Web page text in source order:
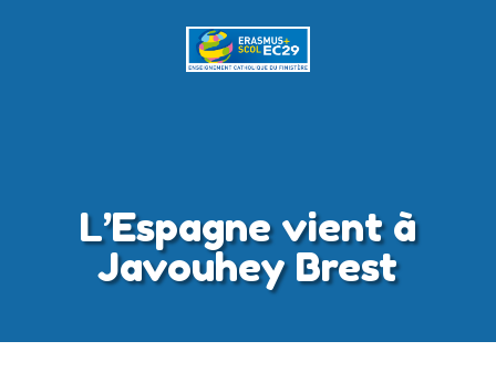
L’Espagne vient à
Javouhey Brest